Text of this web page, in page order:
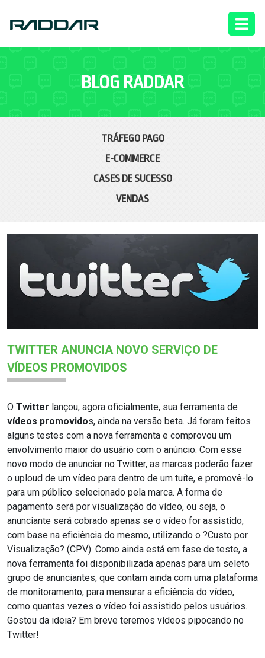
BLOG RADDAR
TRÁFEGO PAGO
E-COMMERCE
CASES DE SUCESSO
VENDAS
TWITTER ANUNCIA NOVO SERVIÇO DE
VÍDEOS PROMOVIDOS
O Twitter lançou, agora oficialmente, sua ferramenta de
vídeos promovidos, ainda na versão beta. Já foram feitos
alguns testes com a nova ferramenta e comprovou um
envolvimento maior do usuário com o anúncio. Com esse
novo modo de anunciar no Twitter, as marcas poderão fazer
o uploud de um vídeo para dentro de um tuíte, e promovê-lo
para um público selecionado pela marca. A forma de
pagamento será por visualização do vídeo, ou seja, o
anunciante será cobrado apenas se o vídeo for assistido,
com base na eficiência do mesmo, utilizando o ?Custo por
Visualização? (CPV). Como ainda está em fase de teste, a
nova ferramenta foi disponibilizada apenas para um seleto
grupo de anunciantes, que contam ainda com uma plataforma
de monitoramento, para mensurar a eficiência do vídeo,
como quantas vezes o vídeo foi assistido pelos usuários.
Gostou da ideia? Em breve teremos vídeos pipocando no
Twitter!